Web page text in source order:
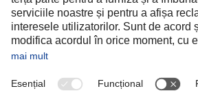
Sweden
Switzerland (DE FR)
Turkey
OCEANIA